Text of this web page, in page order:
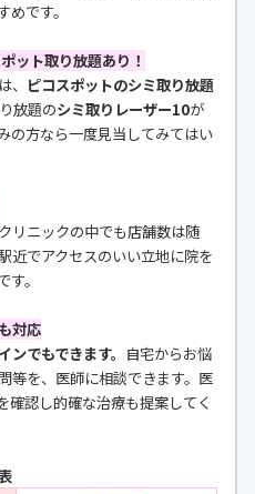
です。
ット取り放題あり！
、 ピコスポットのシミ取り放題
放題のシミ取りレーザー10が
の方なら一度見当してみてはい
リニックの中でも店舗数は随
近でアクセスのいい立地に院を
。
対応
でもできます。 自宅からお悩
等を、医師に相談できます。医
確認し的確な治療も提案してく